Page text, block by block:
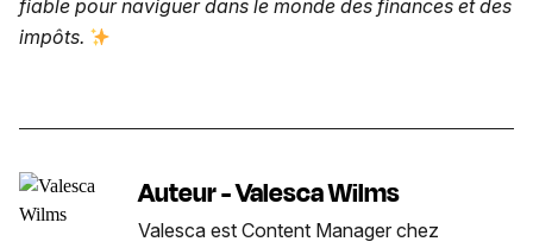
fiable pour naviguer dans le monde des finances et des
impôts.
Auteur - Valesca Wilms
Valesca est Content Manager chez